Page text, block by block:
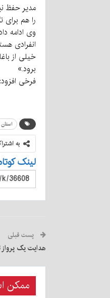
مدیر حفظ
را هم برای
وی ادامه
انفرادی
برود.»
فرخی
به
لینک
پست قبلی
هدایت یک پرواز توسط ۲ خلبان خانم
ممکن